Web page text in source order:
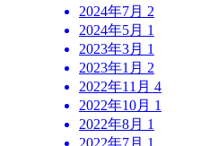
2024年7月 2
2024年5月 1
2023年3月 1
2023年1月 2
2022年11月 4
2022年10月 1
2022年8月 1